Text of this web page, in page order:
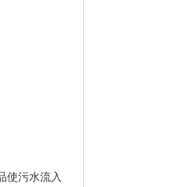
使污水流入